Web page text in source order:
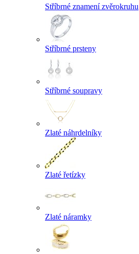
Stříbrné znamení zvěrokruhu
Stříbrné prsteny
Stříbrné soupravy
Zlaté náhrdelníky
Zlaté řetízky
Zlaté náramky